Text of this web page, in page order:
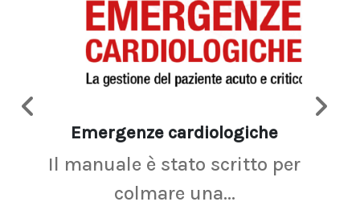
Emergenze cardiologiche
Il manuale è stato scritto per
colmare una...